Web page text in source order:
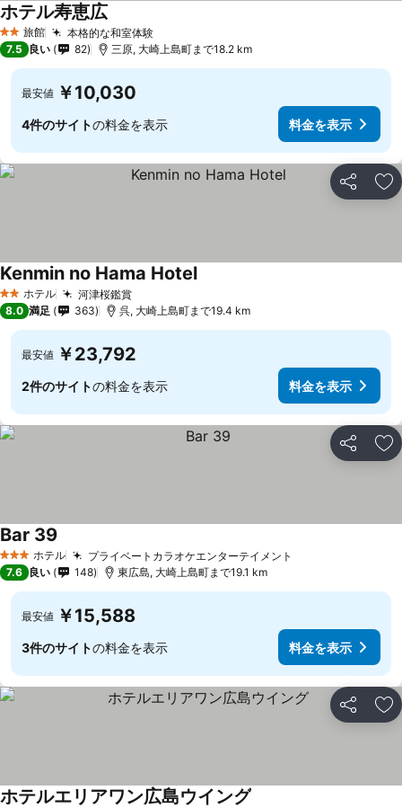
2 ホテルのランク
旅館 本格的な和室体験料金を表示
ホテル寿恵広料金を表示
7.5 良い 82 三原, 大崎上島町まで18.2 km
最安値 ￥10,030
4件のサイトの料金を表示 料金を表示
シェア お
2 ホテルのランク
ホテル 河津桜鑑賞料金を表示
Kenmin no Hama Hotel料金を表示
8.0 満足 363 呉, 大崎上島町まで19.4 km
最安値 ￥23,792
2件のサイトの料金を表示 料金を表示
シェア お
3 ホテルのランク
ホテル プライベートカラオケエンターテイメント
Bar 39
7.6 良い 148 東広島, 大崎上島町まで19.1 km
最安値 ￥15,588
3件のサイトの料金を表示 料金を表示
シェア お
ホテルエリアワン広島ウイング